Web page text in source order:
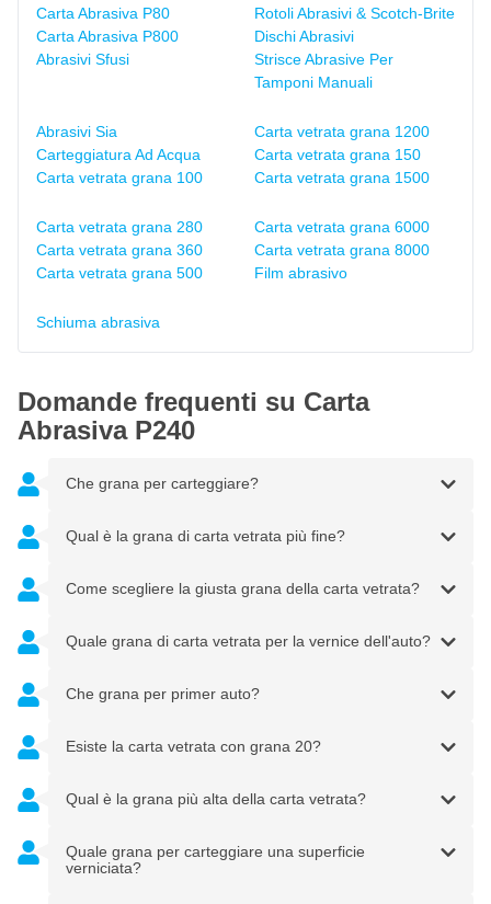
Carta Abrasiva P80
Carta Abrasiva P800
Abrasivi Sfusi
Rotoli Abrasivi & Scotch-Brite
Dischi Abrasivi
Strisce Abrasive Per
Tamponi Manuali
Abrasivi Sia
Carteggiatura Ad Acqua
Carta vetrata grana 100
Carta vetrata grana 1200
Carta vetrata grana 150
Carta vetrata grana 1500
Carta vetrata grana 280
Carta vetrata grana 360
Carta vetrata grana 500
Carta vetrata grana 6000
Carta vetrata grana 8000
Film abrasivo
Schiuma abrasiva
Domande frequenti su Carta
Abrasiva P240
Che grana per carteggiare?
Qual è la grana di carta vetrata più fine?
Come scegliere la giusta grana della carta vetrata?
Quale grana di carta vetrata per la vernice dell'auto?
Che grana per primer auto?
Esiste la carta vetrata con grana 20?
Qual è la grana più alta della carta vetrata?
Quale grana per carteggiare una superficie
verniciata?